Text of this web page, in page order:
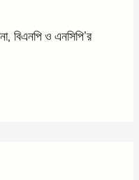
বিএনপি ও এনসিপি’র